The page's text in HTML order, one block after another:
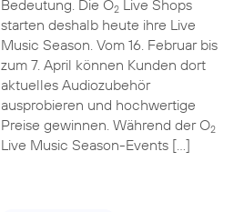
Bedeutung. Die O2Live Shops
starten deshalb heute ihre Live
Music Season. Vom 16. Februar bis
zum 7. April können Kunden dort
aktuelles Audiozubehör
ausprobieren und hochwertige
Preise gewinnen. Während der O2
Live Music Season-Events […]